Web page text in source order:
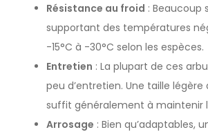
Résistance au froid : Beaucoup
supportant des températures
-15°C à -30°C selon les espèces.
Entretien : La plupart de ces
peu d’entretien. Une taille
suffit généralement à maintenir
Arrosage : Bien qu’adaptables,